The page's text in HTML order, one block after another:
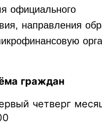
официального
направления
финансовую
граждан
четверг